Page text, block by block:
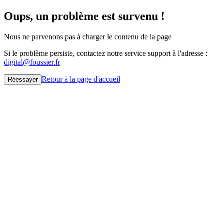
Oups, un problème est survenu !
Nous ne parvenons pas à charger le contenu de la page
Si le problème persiste, contactez notre service support à l'adresse :
digital@foussier.fr
Réessayer Retour à la page d'accueil